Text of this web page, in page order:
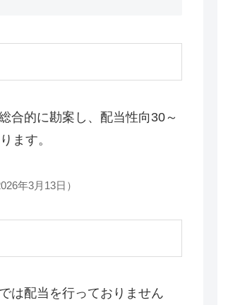
合的に勘案し、配当性向30～
ます。
年3月13日）
は配当を行っておりません